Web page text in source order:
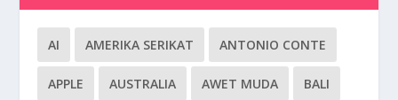
AI AMERIKA SERIKAT ANTONIO CONTE
APPLE AUSTRALIA AWET MUDA BALI